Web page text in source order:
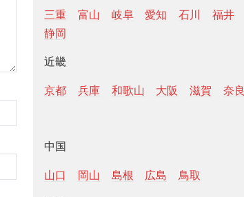
三重 富山 岐阜 愛知 石川
福井
静岡
近畿
京都 兵庫 和歌山 大阪 滋賀 奈良
中国
山口 岡山 島根 広島 鳥取